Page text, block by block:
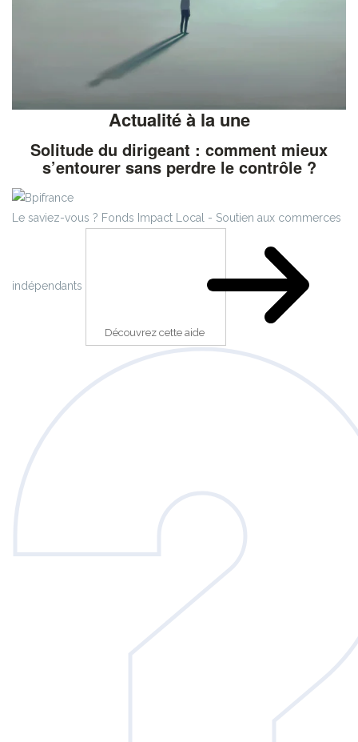
Actualité à la une
Solitude du dirigeant : comment mieux
s’entourer sans perdre le contrôle ?
Le saviez-vous ? Fonds Impact Local - Soutien aux commerces
indépendants
Découvrez cette aide